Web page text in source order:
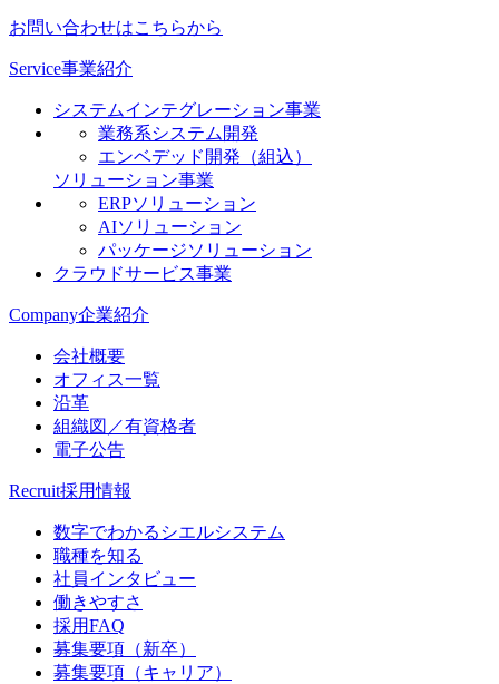
お問い合わせはこちらから
Service事業紹介
システムインテグレーション事業
業務系システム開発
エンベデッド開発（組込）
ソリューション事業
ERPソリューション
AIソリューション
パッケージソリューション
クラウドサービス事業
Company企業紹介
会社概要
オフィス一覧
沿革
組織図／有資格者
電子公告
Recruit採用情報
数字でわかるシエルシステム
職種を知る
社員インタビュー
働きやすさ
採用FAQ
募集要項（新卒）
募集要項（キャリア）